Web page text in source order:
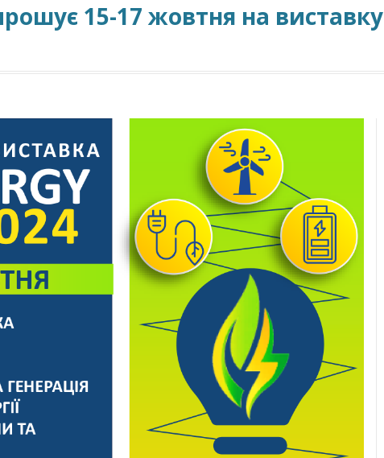
15-17 жовтня на виставку